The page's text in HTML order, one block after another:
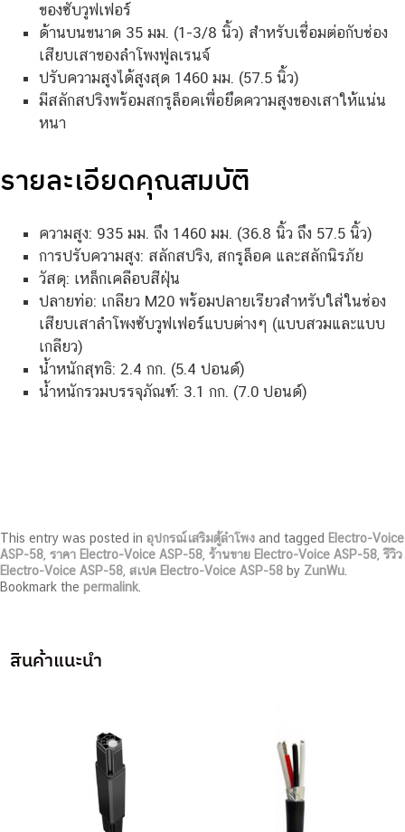
ของซับวูฟเฟอร์
ด้านบนขนาด 35 มม. (1-3/8 นิ้ว) สำหรับเชื่อมต่อกับช่อง
เสียบเสาของลำโพงฟูลเรนจ์
ปรับความสูงได้สูงสุด 1460 มม. (57.5 นิ้ว)
มีสลักสปริงพร้อมสกรูล็อคเพื่อยึดความสูงของเสาให้แน่น
หนา
รายละเอียดคุณสมบัติ
ความสูง: 935 มม. ถึง 1460 มม. (36.8 นิ้ว ถึง 57.5 นิ้ว)
การปรับความสูง: สลักสปริง, สกรูล็อค และสลักนิรภัย
วัสดุ: เหล็กเคลือบสีฝุ่น
ปลายท่อ: เกลียว M20 พร้อมปลายเรียวสำหรับใส่ในช่อง
เสียบเสาลำโพงซับวูฟเฟอร์แบบต่างๆ (แบบสวมและแบบ
เกลียว)
น้ำหนักสุทธิ: 2.4 กก. (5.4 ปอนด์)
น้ำหนักรวมบรรจุภัณฑ์: 3.1 กก. (7.0 ปอนด์)
This entry was posted in อุปกรณ์เสริมตู้ลำโพง and tagged Electro-Voice
ASP-58 ราคา Electro-Voice ASP-58 ร้านขาย Electro-Voice ASP-58 ,รีวิว
Electro-Voice ASP-58 สเปค Electro-Voice ASP-58 by ZunWu
Bookmark the permalink
สินค้าแนะนำ